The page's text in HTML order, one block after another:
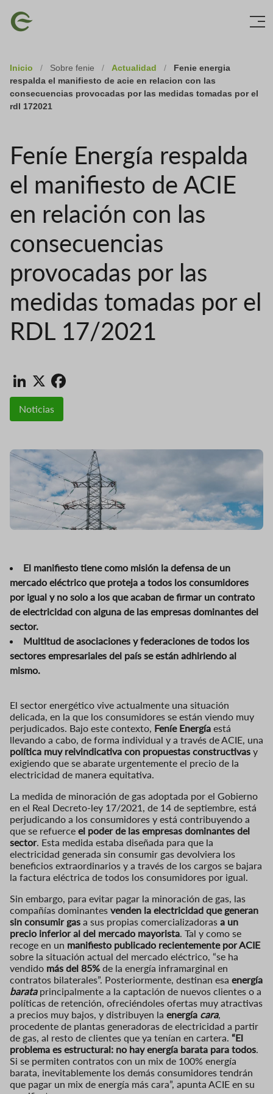
Imagen
Inicio / Sobre fenie / Actualidad /
Fenie energia
respalda el manifiesto de acie en relacion con las
consecuencias provocadas por las medidas tomadas por el
rdl 172021
Feníe Energía respalda
el manifiesto de ACIE
en relación con las
consecuencias
provocadas por las
medidas tomadas por el
RDL 17/2021
LinkedIn
X
Noticias
El manifiesto tiene como misión la defensa de un
mercado eléctrico que proteja a todos los consumidores
por igual y no solo a los que acaban de firmar un contrato
de electricidad con alguna de las empresas dominantes del
sector.
Multitud de asociaciones y federaciones de todos los
sectores empresariales del país se están adhiriendo al
mismo.
El sector energético vive actualmente una situación
delicada, en la que los consumidores se están viendo muy
perjudicados. Bajo este contexto, Feníe Energía está
llevando a cabo, de forma individual y a través de ACIE, una
política muy reivindicativa con propuestas constructivas y
exigiendo que se abarate urgentemente el precio de la
electricidad de manera equitativa.
La medida de minoración de gas adoptada por el Gobierno
en el Real Decreto-ley 17/2021, de 14 de septiembre, está
perjudicando a los consumidores y está contribuyendo a
que se refuerce el poder de las empresas dominantes del
sector. Esta medida estaba diseñada para que la
electricidad generada sin consumir gas devolviera los
beneficios extraordinarios y a través de los cargos se bajara
la factura eléctrica de todos los consumidores por igual.
Sin embargo, para evitar pagar la minoración de gas, las
compañías dominantes venden la electricidad que generan
sin consumir gas a sus propias comercializadoras a un
precio inferior al del mercado mayorista . Tal y como se
recoge en un manifiesto publicado recientemente por ACIE
sobre la situación actual del mercado eléctrico, “se ha
vendido más del 85% de la energía inframarginal en
contratos bilaterales”. Posteriormente, destinan esa energía
barataprincipalmente a la captación de nuevos clientes o a
políticas de retención, ofreciéndoles ofertas muy atractivas
a precios muy bajos, y distribuyen la energía cara,
procedente de plantas generadoras de electricidad a partir
de gas, al resto de clientes que ya tenían en cartera. “El
problema es estructural: no hay energía barata para todos
Si se permiten contratos con un mix de 100% energía
barata, inevitablemente los demás consumidores tendrán
que pagar un mix de energía más cara”, apunta ACIE en su